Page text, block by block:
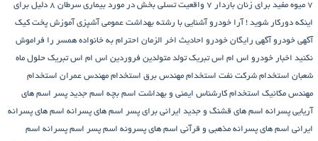
7 میوه مفید برای زنان باردار 7 واقعیت تسلی بخش در مورد بیماری سرطان
8 دلیل برای
اینکه دورکار شوید ! آرا خودرو آشنایی با رشته بهداشت عمومی آشپزی آموزش پخت کیک
آگهی خودرو آگهی رایگان خودرو احادیث اخر الزمان احترام به خانواده همسر را فراموش
نکنید اخبار خودرو اس ام اس تبریک تولد متولدین فروردین اس ام اس تبریک حلول ماه
شعبان استخدام شرکت نفت استخدام مهندس برق استخدام مهندس عمران استخدام
مهندس مکانیک استخدام کارشناس ایمنی و بهداشت اسم بچه اسم جدید پسر اسم های
آریایی پسرانه اسم های قشنگ و جدید ایرانی برای پسر اسم های پسرانه اسم های پسرانه
ایرانی اسم های پسرانه مذهبی و قرآنی اسم های پسرونه اسم پسر اسم پسرانه اسم